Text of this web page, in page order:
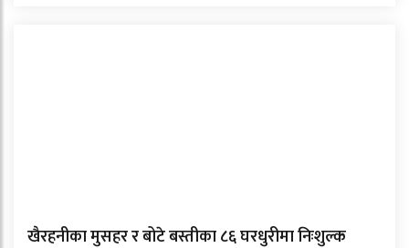
खैरहनीका मुसहर र बोटे बस्तीका ८६ घरधुरीमा निःशुल्क